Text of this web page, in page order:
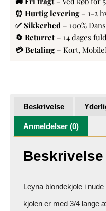
⏰ Hurtig levering – 1-2
✅ Sikkerhed – 100%
🔄 Returret – 14 dages
💳 Betaling – Kort,
Beskrivelse
Anmeldelser (0)
Beskrivelse
Leyna blondekjole i
kjolen er med 3/4 lange